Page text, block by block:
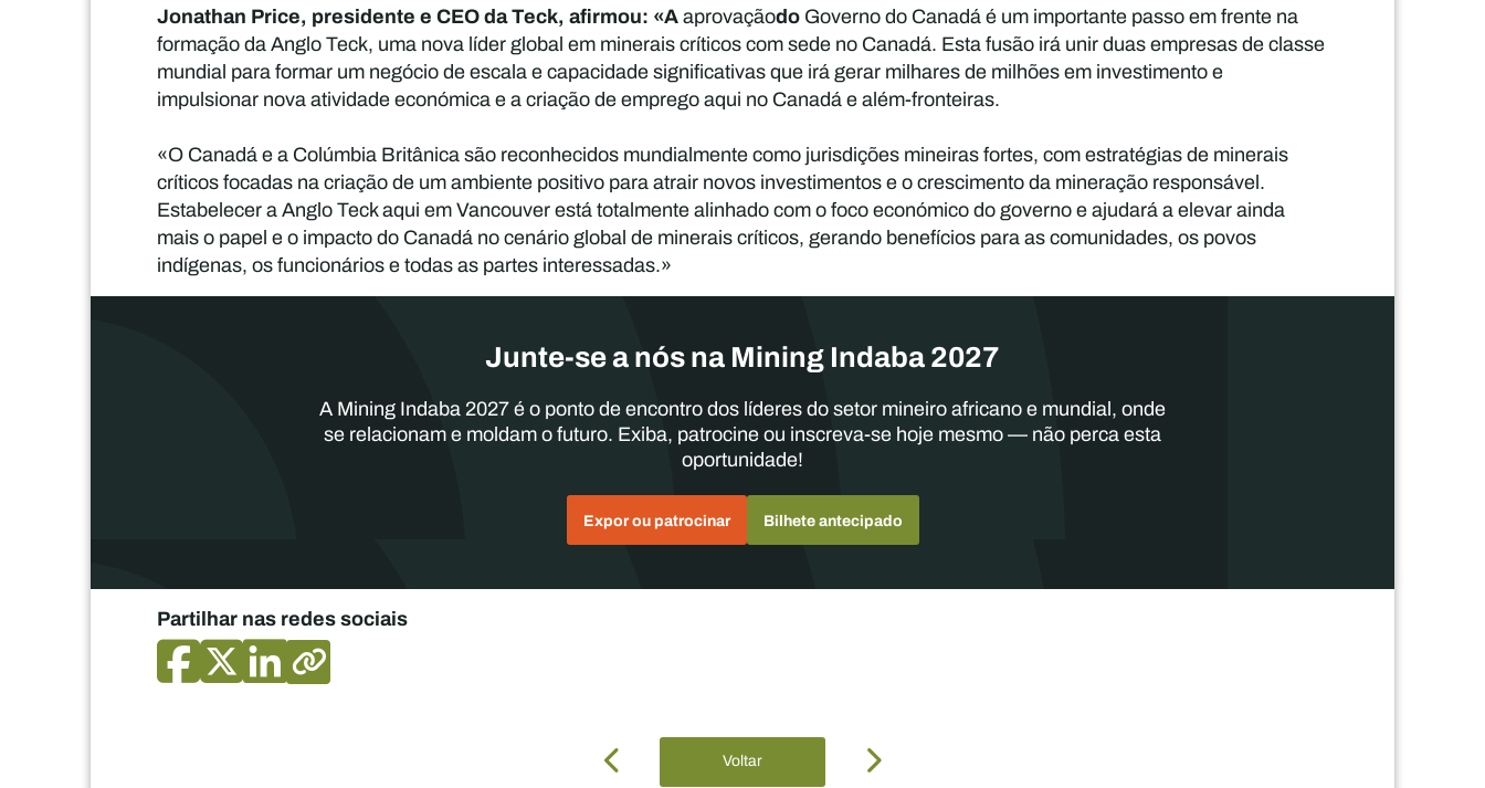
Jonathan Price, presidente e CEO da Teck, afirmou: «AaprovaçãodoGoverno do Canadá é um importante passo em frente na
formação da Anglo Teck, uma nova líder global em minerais críticos com sede no Canadá. Esta fusão irá unir duas empresas de classe
mundial para formar um negócio de escala e capacidade significativas que irá gerar milhares de milhões em investimento e
impulsionar nova atividade económica e a criação de emprego aqui no Canadá e além-fronteiras.
«O Canadá e a Colúmbia Britânica são reconhecidos mundialmente como jurisdições mineiras fortes, com estratégias de minerais
críticos focadas na criação de um ambiente positivo para atrair novos investimentos e o crescimento da mineração responsável.
Estabelecer a Anglo Teck aqui em Vancouver está totalmente alinhado com o foco económico do governo e ajudará a elevar ainda
mais o papel e o impacto do Canadá no cenário global de minerais críticos, gerando benefícios para as comunidades, os povos
indígenas, os funcionários e todas as partes interessadas.»
Junte-se a nós na Mining Indaba 2027
A Mining Indaba 2027 é o ponto de encontro dos líderes do setor mineiro africano e mundial, onde
se relacionam e moldam o futuro. Exiba, patrocine ou inscreva-se hoje mesmo — não perca esta
oportunidade!
Expor ou patrocinar Bilhete antecipado
Partilhar nas redes sociais
Voltar